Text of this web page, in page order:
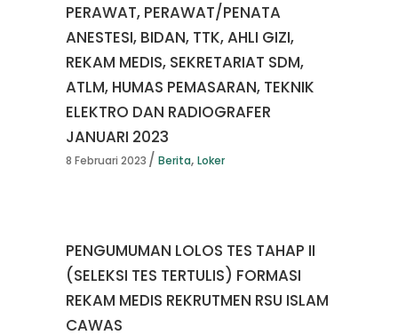
PERAWAT, PERAWAT/PENATA
ANESTESI, BIDAN, TTK, AHLI GIZI,
REKAM MEDIS, SEKRETARIAT SDM,
ATLM, HUMAS PEMASARAN, TEKNIK
ELEKTRO DAN RADIOGRAFER
JANUARI 2023
8 Februari 2023 Berita, Loker
PENGUMUMAN LOLOS TES TAHAP II
(SELEKSI TES TERTULIS) FORMASI
REKAM MEDIS REKRUTMEN RSU ISLAM
CAWAS